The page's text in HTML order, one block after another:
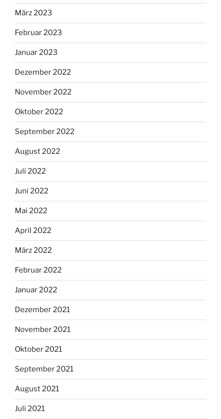
März 2023
Februar 2023
Januar 2023
Dezember 2022
November 2022
Oktober 2022
September 2022
August 2022
Juli 2022
Juni 2022
Mai 2022
April 2022
März 2022
Februar 2022
Januar 2022
Dezember 2021
November 2021
Oktober 2021
September 2021
August 2021
Juli 2021